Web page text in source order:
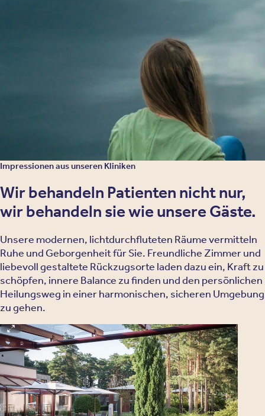
Biologische Therapieverfahren
Impressionen aus unseren Kliniken
Wir behandeln Patienten nicht nur,
wir behandeln sie wie unsere Gäste.
Unsere modernen, lichtdurchfluteten Räume vermitteln
Ruhe und Geborgenheit für Sie. Freundliche Zimmer und
liebevoll gestaltete Rückzugsorte laden dazu ein, Kraft zu
schöpfen, innere Balance zu finden und den persönlichen
Heilungsweg in einer harmonischen, sicheren Umgebung
zu gehen.